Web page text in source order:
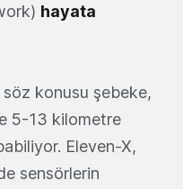
hayata
söz konusu şebeke,
5-13 kilometre
Eleven-X,
sensörlerin